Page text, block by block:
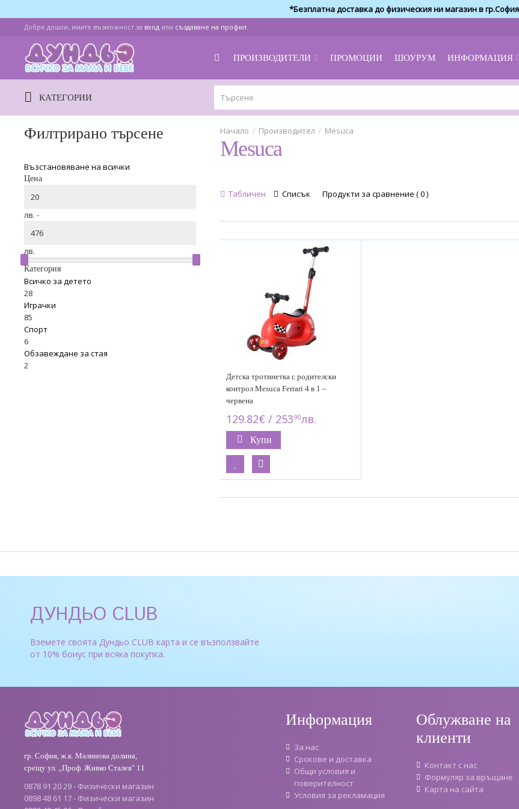
*Безплатна доставка до физическия ни магазин в гр.София
Добре дошли, имате възможност за вход или създаване на профил.
ПРОИЗВОДИТЕЛИ ПРОМОЦИИ ШОУРУМ ИНФОРМАЦИЯ
КАТЕГОРИИ
Производител Mesuca
Mesuca
Табличен Списък Продукти за сравнение ( 0 )
Детска тротинетка с родителски
контрол Mesuca Ferrari 4 в 1 –
червена
129.82€ / 25390лв.
Купи
Филтрирано търсене
Възстановяване на всички
Цена
лв. -
лв.
Категория
Всичко за детето
28
Играчки
85
Спорт
6
Обзавеждане за стая
2
ДУНДЬО CLUB
Вземете своята Дундьо CLUB карта и се възползвайте
от 10% бонус при всяка покупка.
гр. София, ж.к. Малинова долина,
срещу ул. „Проф. Живко Сталев" 11
0878 91 20 29 - Физически магазин
0898 48 61 17 - Физически магазин
Информация
За нас
Срокове и доставка
Oбщи условия и
поверителност
Условия за рекламация
Облужване на
клиенти
Контакт с нас
Формуляр за връщане
Карта на сайта